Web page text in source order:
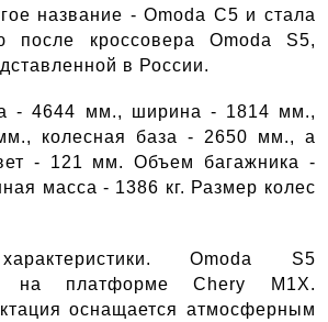
название - Omoda C5 и стала
после кроссовера Omoda S5,
в России.
- 4644 мм., ширина - 1814 мм.,
колесная база - 2650 мм., а
- 121 мм. Объем багажника -
масса - 1386 кг. Размер колес
Omoda S5
на платформе Chery M1X.
оснащается атмосферным